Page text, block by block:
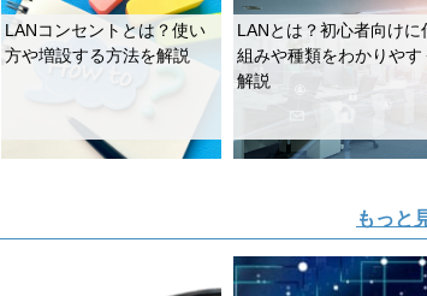
LANコンセントとは？使い
方や増設する方法を解説
LANとは？初心者向けに
組みや種類をわかりやす
解説
もっと